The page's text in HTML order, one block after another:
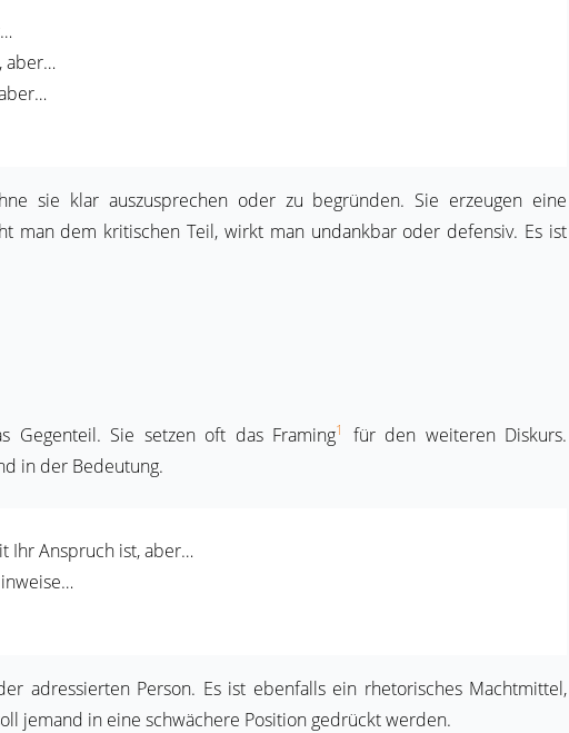
aber…
sie klar auszusprechen oder zu begründen. Sie erzeugen eine
man dem kritischen Teil, wirkt man undankbar oder defensiv. Es ist
Gegenteil. Sie setzen oft das Framing1
für den weiteren Diskurs.
in der Bedeutung.
Ihr Anspruch ist, aber…
adressierten Person. Es ist ebenfalls ein rhetorisches Machtmittel,
jemand in eine schwächere Position gedrückt werden.